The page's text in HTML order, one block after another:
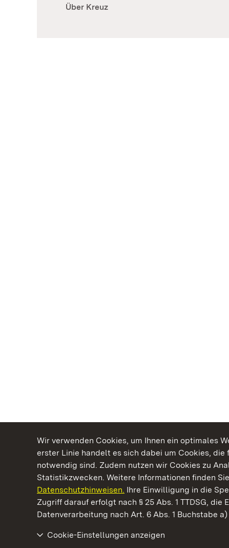
Wir verwenden Cookies, um Ihnen ein optimales
erster Linie handelt es sich dabei um Cookies, die
notwendig sind. Zudem nutzen wir Cookies zu
Statistikzwecken. Weitere Informationen finden
Datenschutzhinweisen. Ihre Einwilligung in die
Zugriff darauf erfolgt nach § 25 Abs. 1 TTDSG,
Datenverarbeitung nach Art. 6 Abs. 1 Buchstabe a)
Cookie-Einstellungen anzeigen
Über Kreuz
Kommen. Staunen. Genießen.